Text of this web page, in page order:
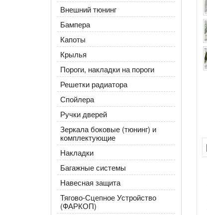
Внешний тюнинг
Бампера
Капоты
Крылья
Пороги, накладки на пороги
Решетки радиатора
Спойлера
Ручки дверей
Зеркала боковые (тюнинг) и
комплектующие
Накладки
Багажные системы
Навесная защита
Тягово-Сцепное Устройство
(ФАРКОП)